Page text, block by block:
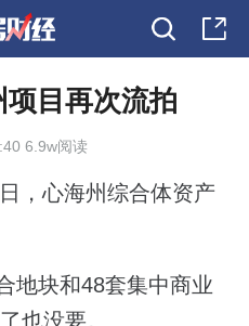
目再次流拍
6.9w阅读
，心海州综合体资产
地块和48套集中商业
也没要。